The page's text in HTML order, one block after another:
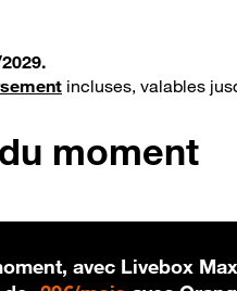
incluses, valables
moment
avec Livebox